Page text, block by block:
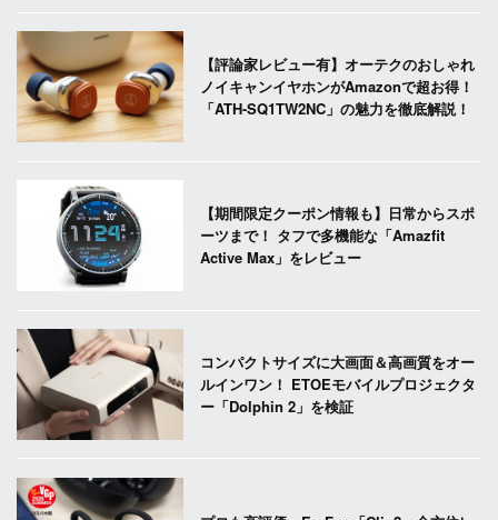
【評論家レビュー有】オーテクのおしゃれ
ノイキャンイヤホンがAmazonで超お得！
「ATH-SQ1TW2NC」の魅力を徹底解説！
【期間限定クーポン情報も】日常からスポ
ーツまで！ タフで多機能な「Amazfit
Active Max」をレビュー
コンパクトサイズに大画面＆高画質をオー
ルインワン！ ETOEモバイルプロジェクタ
ー「Dolphin 2」を検証